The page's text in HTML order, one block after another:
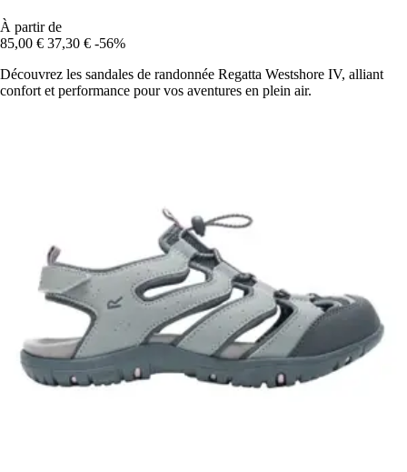
À partir de
85,00 € 37,30 € -56%
Découvrez les sandales de randonnée Regatta Westshore IV, alliant
confort et performance pour vos aventures en plein air.